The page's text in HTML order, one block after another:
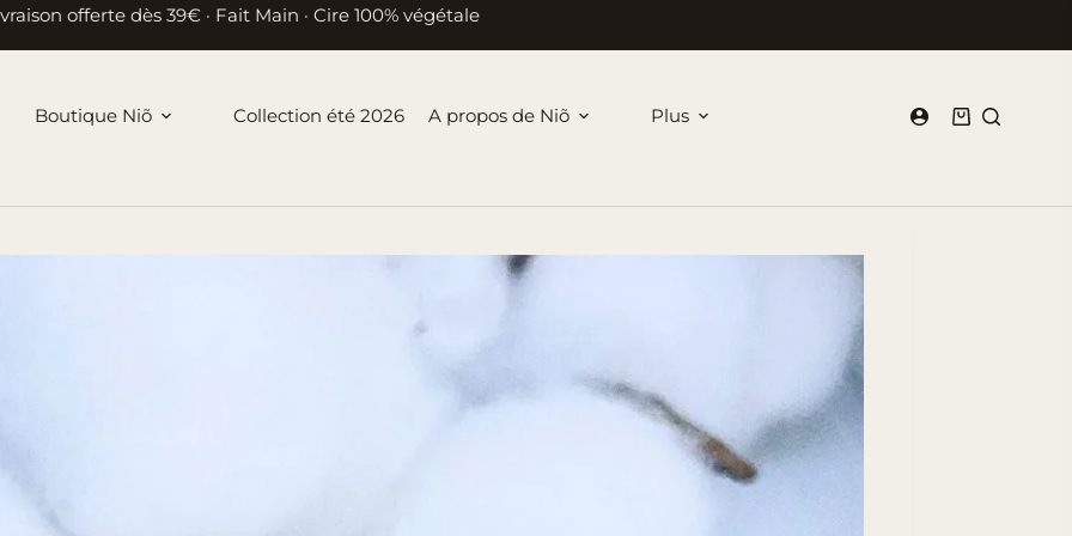
offerte dès 39€ · Fait Main · Cire 100% végétale
Boutique Niõ Collection été 2026 A propos de Niõ Plus
Panier